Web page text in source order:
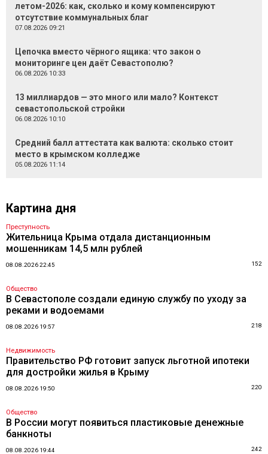
летом-2026: как, сколько и кому компенсируют
отсутствие коммунальных благ
07.08.2026 09:21
Цепочка вместо чёрного ящика: что закон о
мониторинге цен даёт Севастополю?
06.08.2026 10:33
13 миллиардов — это много или мало? Контекст
севастопольской стройки
06.08.2026 10:10
Средний балл аттестата как валюта: сколько стоит
место в крымском колледже
05.08.2026 11:14
Картина дня
Преступность
Жительница Крыма отдала дистанционным
мошенникам 14,5 млн рублей
08.08.2026 22:45 152
Общество
В Севастополе создали единую службу по уходу за
реками и водоемами
08.08.2026 19:57 218
Недвижимость
Правительство РФ готовит запуск льготной ипотеки
для достройки жилья в Крыму
08.08.2026 19:50 220
Общество
В России могут появиться пластиковые денежные
банкноты
08.08.2026 19:44 242